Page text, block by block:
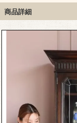
ネット
商品詳細